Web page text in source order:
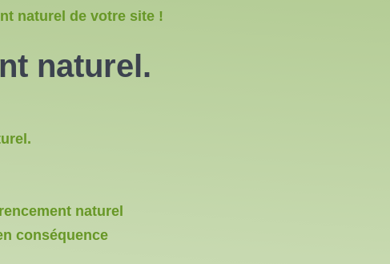
naturel de votre site !
naturel.
naturel
conséquence